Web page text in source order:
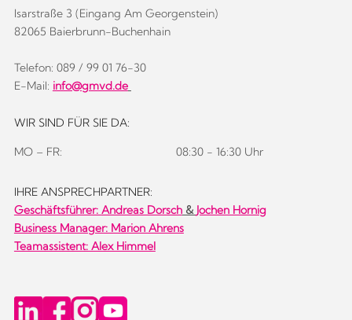
Isarstraße 3 (Eingang Am Georgenstein)
82065 Baierbrunn-Buchenhain
Telefon: 089 / 99 01 76-30
E-Mail: info@gmvd.de
WIR SIND FÜR SIE DA:
MO – FR: 08:30 - 16:30 Uhr
IHRE ANSPRECHPARTNER:
Geschäftsführer: Andreas Dorsch& Jochen Hornig
Business Manager: Marion Ahrens
Teamassistent: Alex Himmel